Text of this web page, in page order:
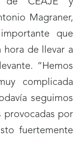
Magraner,
que
hora de llevar a
“Hemos
complicada
seguimos
provocadas por
fuertemente